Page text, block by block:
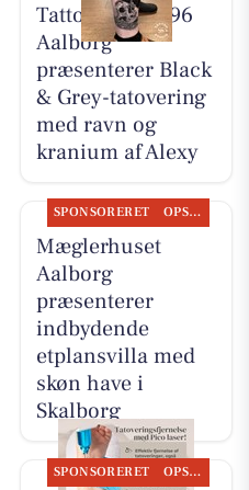
Tattoo Studio 96
Aalborg
præsenterer Black
& Grey-tatovering
med ravn og
kranium af Alexy
SPONSORERET OPSLAGSTAVLEN
Mæglerhuset
Aalborg
præsenterer
indbydende
etplansvilla med
skøn have i
Skalborg
SPONSORERET OPSLAGSTAVLEN